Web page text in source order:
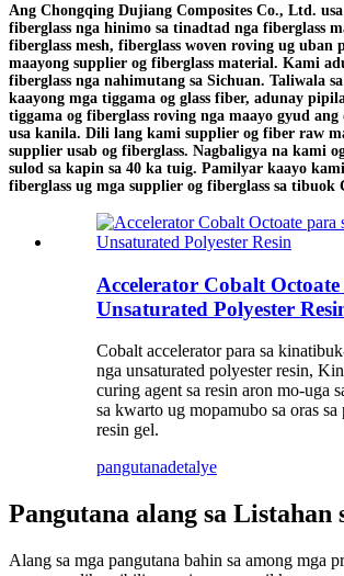
Ang Chongqing Dujiang Composites Co., Ltd.
fiberglass nga hinimo sa tinadtad nga fiberglass
fiberglass mesh, fiberglass woven roving ug uban
maayong supplier og fiberglass material. Kami
fiberglass nga nahimutang sa Sichuan. Taliwala
kaayong mga tiggama og glass fiber, adunay
tiggama og fiberglass roving nga maayo gyud
usa kanila. Dili lang kami supplier og fiber raw
supplier usab og fiberglass. Nagbaligya na kami
sulod sa kapin sa 40 ka tuig. Pamilyar kaayo
fiberglass ug mga supplier og fiberglass sa tibuok
Accelerator Cobalt Octoate
Unsaturated Polyester
Cobalt accelerator para sa
nga unsaturated polyester resin,
curing agent sa resin aron mo-uga
sa kwarto ug mopamubo sa oras sa
resin gel.
pangutanadetalye
Pangutana alang sa Listahan
Alang sa mga pangutana bahin sa among mga